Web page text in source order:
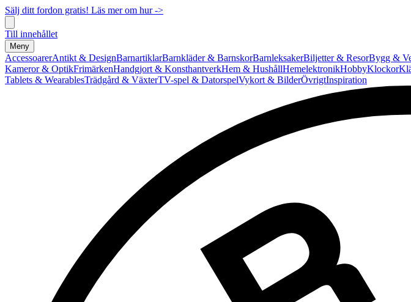
Sälj ditt fordon gratis! Läs mer om hur ->
Till innehållet
Meny
AccessoarerAntikt & DesignBarnartiklarBarnkläder & BarnskorBarnleksakerBiljetter & ResorBygg &
Kameror & OptikFrimärkenHandgjort & KonsthantverkHem & HushållHemelektronikHobbyKlockor
Tablets & WearablesTrädgård & VäxterTV-spel & DatorspelVykort & BilderÖvrigtInspiration